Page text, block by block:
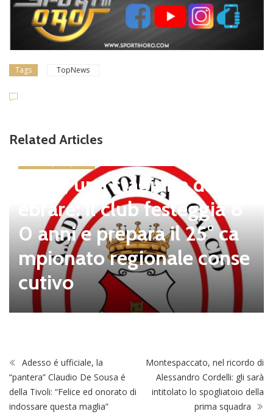
Tags TopNews
Related Articles
Tolfa, una stagione da cel
ebrare: il club festeggia 8
0 anni e prepara il 25° ca
mpionato regionale conse
cutivo
Adesso é ufficiale, la
“pantera” Claudio De Sousa é
della Tivoli: “Felice ed onorato di
indossare questa maglia”
Montespaccato, nel ricordo di
Alessandro Cordelli: gli sarà
intitolato lo spogliatoio della
prima squadra